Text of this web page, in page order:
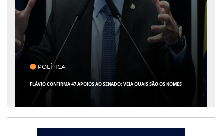
CLICK INDICA
GIRO POR SERGIPE, BRASIL E MUNDO - 07 DE AGOSTO DE 2026